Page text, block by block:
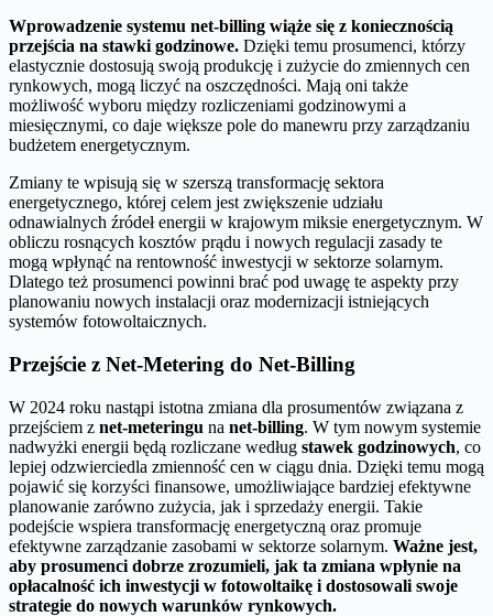
Wprowadzenie systemu net-billing wiąże się z koniecznością
przejścia na stawki godzinowe. Dzięki temu prosumenci, którzy
elastycznie dostosują swoją produkcję i zużycie do zmiennych cen
rynkowych, mogą liczyć na oszczędności. Mają oni także
możliwość wyboru między rozliczeniami godzinowymi a
miesięcznymi, co daje większe pole do manewru przy zarządzaniu
budżetem energetycznym.
Zmiany te wpisują się w szerszą transformację sektora
energetycznego, której celem jest zwiększenie udziału
odnawialnych źródeł energii w krajowym miksie energetycznym. W
obliczu rosnących kosztów prądu i nowych regulacji zasady te
mogą wpłynąć na rentowność inwestycji w sektorze solarnym.
Dlatego też prosumenci powinni brać pod uwagę te aspekty przy
planowaniu nowych instalacji oraz modernizacji istniejących
systemów fotowoltaicznych.
Przejście z Net-Metering do Net-Billing
W 2024 roku nastąpi istotna zmiana dla prosumentów związana z
przejściem z net-meteringu na net-billing. W tym nowym systemie
nadwyżki energii będą rozliczane według stawek godzinowych, co
lepiej odzwierciedla zmienność cen w ciągu dnia. Dzięki temu mogą
pojawić się korzyści finansowe, umożliwiające bardziej efektywne
planowanie zarówno zużycia, jak i sprzedaży energii. Takie
podejście wspiera transformację energetyczną oraz promuje
efektywne zarządzanie zasobami w sektorze solarnym. Ważne jest,
aby prosumenci dobrze zrozumieli, jak ta zmiana wpłynie na
opłacalność ich inwestycji w fotowoltaikę i dostosowali swoje
strategie do nowych warunków rynkowych.